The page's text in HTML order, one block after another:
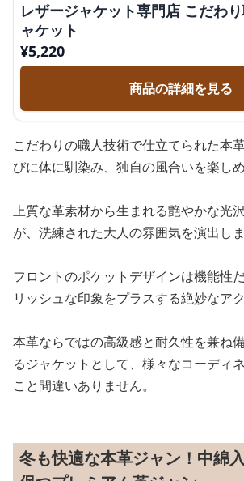
レザージャケット専門店 こだわ
ャケット
¥5,220
商品の詳細を見る
こだわりの職人技術で仕立てられた本
びに体に馴染み、独自の風合いを楽しめ
上質な革素材から生まれる艶やかな光
が、洗練された大人の雰囲気を演出しま
フロントのポケットデザインは機能性
リッシュな印象をプラスする絶妙なアク
本革ならではの高級感と耐久性を兼ね
るジャケットとして、様々なコーディ
こと間違いありません。
冬も快適な本革ジャン！中綿